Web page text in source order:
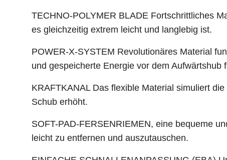
TECHNO-POLYMER BLADE Fortschrittliches
es gleichzeitig extrem leicht und langlebig ist.
POWER-X-SYSTEM Revolutionäres Material
und gespeicherte Energie vor dem Aufwärtshub
KRAFTKANAL Das flexible Material simuliert
Schub erhöht.
SOFT-PAD-FERSENRIEMEN, eine bequeme
leicht zu entfernen und auszutauschen.